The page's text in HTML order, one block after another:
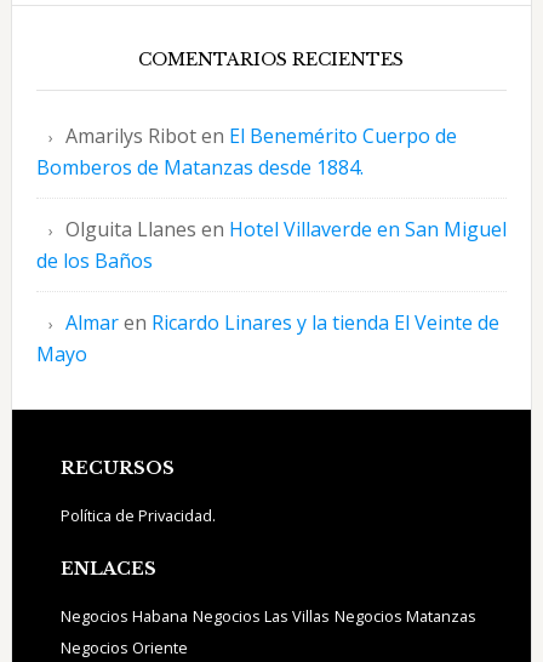
COMENTARIOS RECIENTES
Amarilys Riboten El Benemérito Cuerpo de
Bomberos de Matanzas desde 1884.
Olguita Llanes en Hotel Villaverde en San Miguel
de los Baños
Almaren Ricardo Linares y la tienda El Veinte de
Mayo
Footer
RECURSOS
Política de Privacidad.
ENLACES
Negocios Habana Negocios Las Villas Negocios Matanzas
Negocios Oriente